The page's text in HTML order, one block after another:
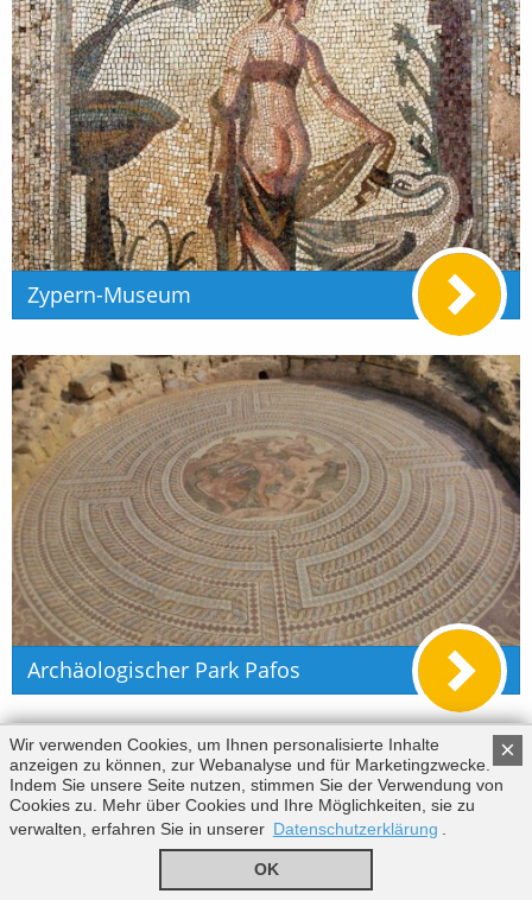
Zypern-Museum
Archäologischer Park Pafos
Mehr zu Museen
Die schönsten Orte Zyperns
×
Wir verwenden Cookies, um Ihnen personalisierte Inhalte
anzeigen zu können, zur Webanalyse und für Marketingzwecke.
Indem Sie unsere Seite nutzen, stimmen Sie der Verwendung von
Cookies zu. Mehr über Cookies und Ihre Möglichkeiten, sie zu
verwalten, erfahren Sie in unserer Datenschutzerklärung
OK